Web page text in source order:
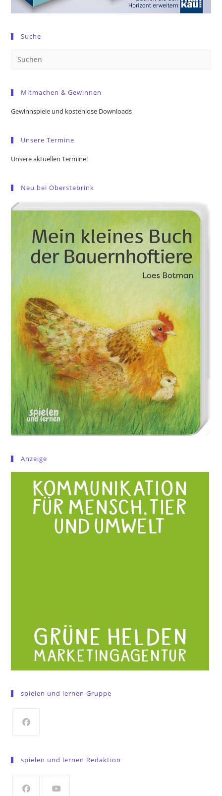
Suche
Mitmachen & Gewinnen
Gewinnspiele und kostenlose Downloads
Unsere Termine
Unsere aktuellen Termine!
Neu bei Oberstebrink
Anzeige
spielen und lernen Gruppe
a
tab
spielen und lernen Redaktion